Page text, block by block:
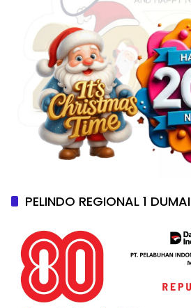
PELINDO REGIONAL 1 DUMAI